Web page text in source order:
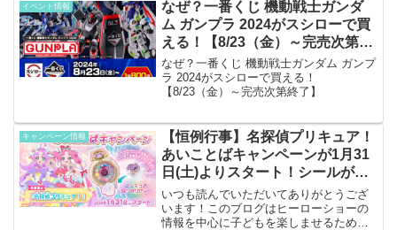
イベント情報
なぜ？一番くじ 機動戦士ガンダ
ム ガンプラ 2024がスシローで買
える！【8/23（金）～完売次第終
了】
なぜ？一番くじ 機動戦士ガンダム ガンプ
ラ 2024がスシローで買える！
【8/23（金）～完売次第終了】
キャンペーン情報
【恒例行事】名探偵プリキュア！
あいことばキャンペーンが1月31
日(土)よりスタート！シールがも
らえるよー
いつも読んでいただいてありがとうござ
います！このブログはヒーローショーの
情報を中心に子どもを楽しませるための